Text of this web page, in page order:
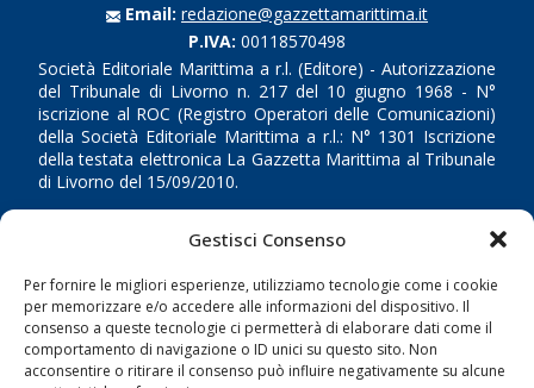
Gestisci Consenso
Per fornire le migliori esperienze, utilizziamo tecnologie come i cookie
per memorizzare e/o accedere alle informazioni del dispositivo. Il
consenso a queste tecnologie ci permetterà di elaborare dati come il
comportamento di navigazione o ID unici su questo sito. Non
acconsentire o ritirare il consenso può influire negativamente su alcune
Email: redazione@gazzettamarittima.it
P.IVA: 00118570498
Società Editoriale Marittima a r.l. (Editore) - Autorizzazione
del Tribunale di Livorno n. 217 del 10 giugno 1968 - N°
iscrizione al ROC (Registro Operatori delle Comunicazioni)
della Società Editoriale Marittima a r.l.: N° 1301 Iscrizione
della testata elettronica La Gazzetta Marittima al Tribunale
di Livorno del 15/09/2010.
LINK
Shipping
Porti/Interporti
Trasporti